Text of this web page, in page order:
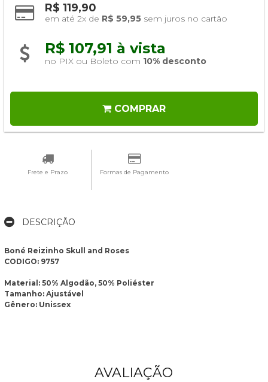
R$ 119,90
em até 2x de R$ 59,95 sem juros no cartão
R$ 107,91 à vista
no PIX ou Boleto com 10% desconto
COMPRAR
Frete e Prazo Formas de Pagamento
DESCRIÇÃO
Boné Reizinho Skull and Roses
CODIGO: 9757
Material: 50% Algodão, 50% Poliéster
Tamanho: Ajustável
Gênero: Unissex
AVALIAÇÃO